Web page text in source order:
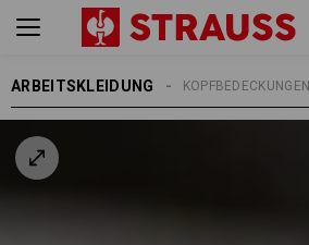
ARBEITSKLEIDUNG KOPFBEDECKUNGEN
ACCESSOIRES